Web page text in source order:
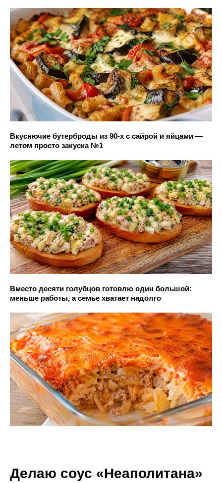
Вкуснючие бутерброды из 90-х с сайрой и яйцами —
летом просто закуска №1
Вместо десяти голубцов готовлю один большой:
меньше работы, а семье хватает надолго
Делаю соус «Неаполитана»